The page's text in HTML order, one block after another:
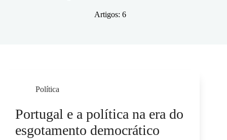
Artigos: 6
Política
Portugal e a política na era do
esgotamento democrático